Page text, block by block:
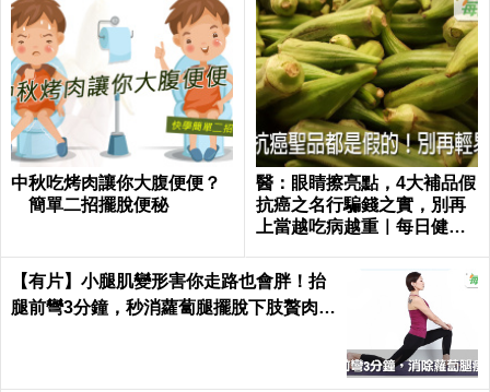
中秋吃烤肉讓你大腹便便？
簡單二招擺脫便秘
醫：眼睛擦亮點，4大補品假
抗癌之名行騙錢之實，別再
上當越吃病越重｜每日健康
【有片】小腿肌變形害你走路也會胖！抬
腿前彎3分鐘，秒消蘿蔔腿擺脫下肢贅肉｜